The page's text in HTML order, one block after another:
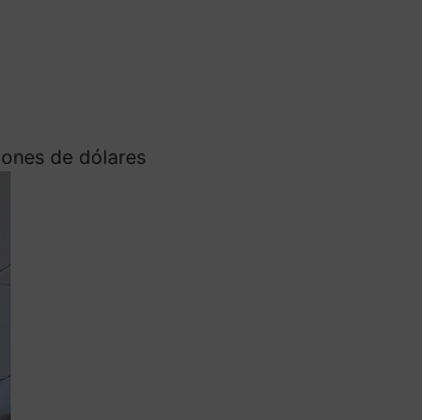
de dólares